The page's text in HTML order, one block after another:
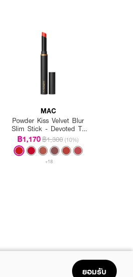
MAC
Powder Kiss Velvet Blur
Slim Stick - Devoted To
Danger
฿1,170฿1,300 (10%)
+18
ยอมรับ